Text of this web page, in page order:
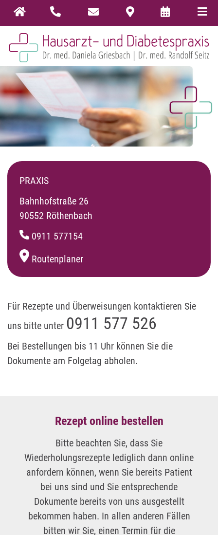
PRAXIS
Bahnhofstraße 26
90552 Röthenbach
0911 577154
Routenplaner
Für Rezepte und Überweisungen kontaktieren Sie
uns bitte unter 0911 577 526
Bei Bestellungen bis 11 Uhr können Sie die
Dokumente am Folgetag abholen.
Rezept online bestellen
Bitte beachten Sie, dass Sie
Wiederholungsrezepte lediglich dann online
anfordern können, wenn Sie bereits Patient
bei uns sind und Sie entsprechende
Dokumente bereits von uns ausgestellt
bekommen haben. In allen anderen Fällen
bitten wir Sie, einen Termin für die